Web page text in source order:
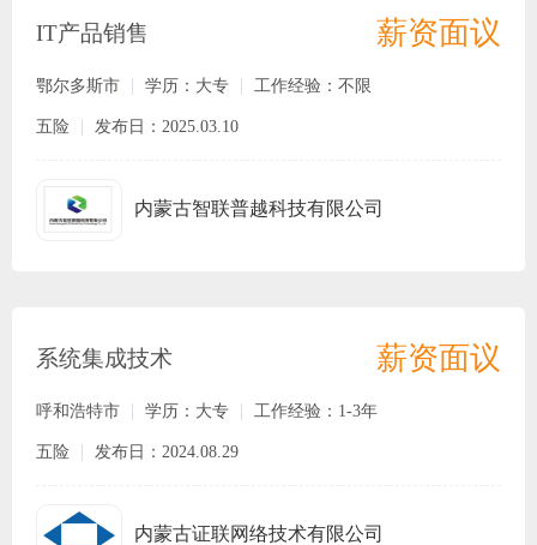
薪资面议
IT产品销售
鄂尔多斯市 学历：大专 工作经验：不限
五险 发布日：2025.03.10
内蒙古智联普越科技有限公司
薪资面议
系统集成技术
呼和浩特市 学历：大专 工作经验：1-3年
五险 发布日：2024.08.29
内蒙古证联网络技术有限公司